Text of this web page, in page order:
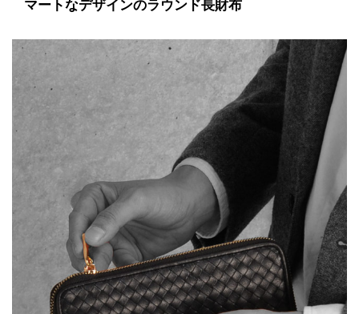
マートなデザインのラウンド長財布